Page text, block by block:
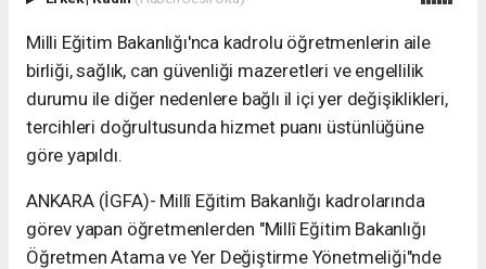
Milli Eğitim Bakanlığı'nca kadrolu öğretmenlerin aile
birliği, sağlık, can güvenliği mazeretleri ve engellilik
durumu ile diğer nedenlere bağlı il içi yer değişiklikleri,
tercihleri doğrultusunda hizmet puanı üstünlüğüne
göre yapıldı.
ANKARA (İGFA)- Millî Eğitim Bakanlığı kadrolarında
görev yapan öğretmenlerden "Millî Eğitim Bakanlığı
Öğretmen Atama ve Yer Değiştirme Yönetmeliği"nde